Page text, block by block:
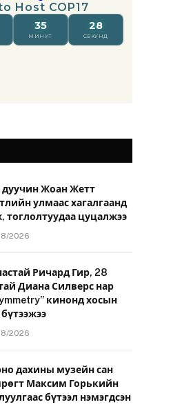
дуучин Жоан Жетт
улмаас хагалгаанд
тоглолтуудаа цуцалжээ
2026
Ричард Гир, 28
Диана Силверс нар
кинонд хосын
2026
дахины музейн сан
Максим Горькийн
бүтээл нэмэгдсэн